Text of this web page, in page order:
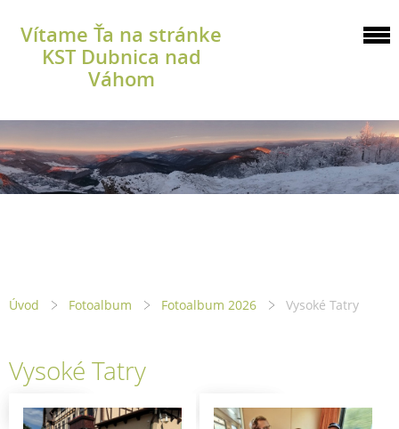
Vítame Ťa na stránke
KST Dubnica nad
Váhom
Úvod Fotoalbum Fotoalbum 2026 Vysoké Tatry
Vysoké Tatry